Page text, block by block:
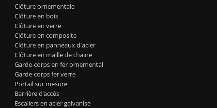
Clôture ornementale
Clôture en bois
Clôture en verre
Clôture en composite
Clôture en panneaux d'acier
Clôture en maille de chaine
Garde-corps en fer ornemental
Garde-corps fer verre
Portail sur mesure
Barrière d’accès
Escaliers en acier galvanisé